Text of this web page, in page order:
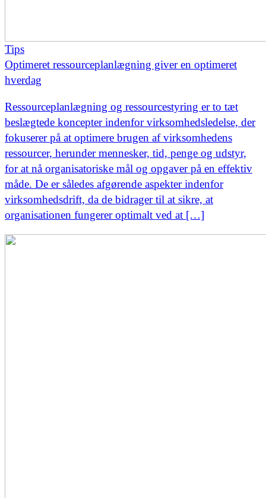
Tips
Optimeret ressourceplanlægning giver en optimeret
hverdag
Ressourceplanlægning og ressourcestyring er to tæt
beslægtede koncepter indenfor virksomhedsledelse, der
fokuserer på at optimere brugen af virksomhedens
ressourcer, herunder mennesker, tid, penge og udstyr,
for at nå organisatoriske mål og opgaver på en effektiv
måde. De er således afgørende aspekter indenfor
virksomhedsdrift, da de bidrager til at sikre, at
organisationen fungerer optimalt ved at […]